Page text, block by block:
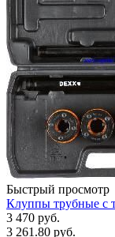
Быстрый просмотр
Клуппы трубные с
3 470 руб.
3 261.80 руб.